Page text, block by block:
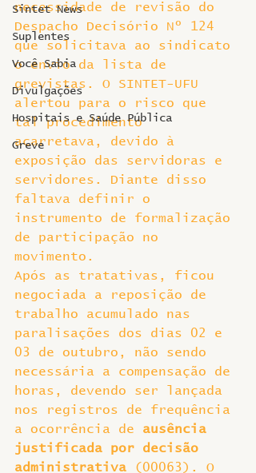
Sintet News
Suplentes
Você Sabia
Divulgações
Hospitais e Saúde Pública
Greve
necessidade de revisão do
Despacho Decisório Nº 124
que solicitava ao sindicato
o envio da lista de
grevistas. O SINTET-UFU
alertou para o risco que
tal procedimento
acarretava, devido à
exposição das servidoras e
servidores. Diante disso
faltava definir o
instrumento de formalização
de participação no
movimento.
Após as tratativas, ficou
negociada a reposição de
trabalho acumulado nas
paralisações dos dias 02 e
03 de outubro, não sendo
necessária a compensação de
horas, devendo ser lançada
nos registros de frequência
a ocorrência de ausência
justificada por decisão
administrativa (00063). O